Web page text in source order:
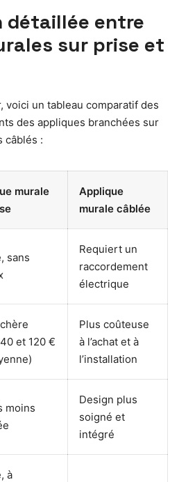
détaillée entre
sur prise et
voici un tableau comparatif des
des appliques branchées sur
câblés :
murale
Applique
murale câblée
sans
Requiert un
raccordement
électrique
et 120 €
Plus coûteuse
à l’achat et à
l’installation
moins
Design plus
soigné et
intégré
à